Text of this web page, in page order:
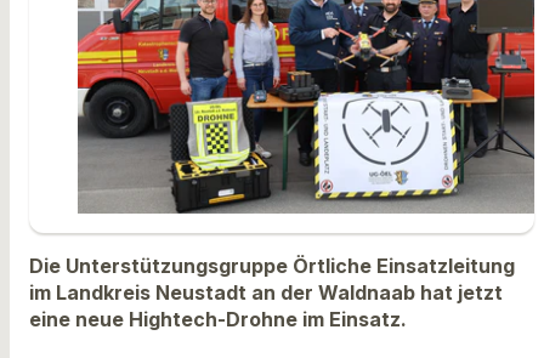
Die Unterstützungsgruppe Örtliche Einsatzleitung
im Landkreis Neustadt an der Waldnaab hat jetzt
eine neue Hightech-Drohne im Einsatz.